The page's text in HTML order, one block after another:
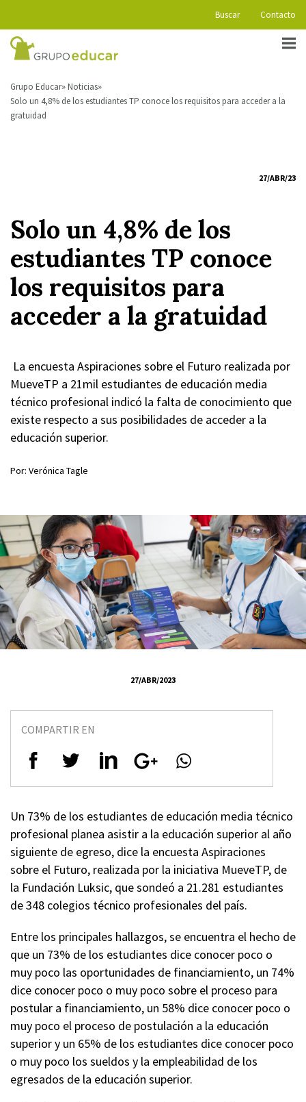
Buscar Contacto
Grupo Educar Noticias
Solo un 4,8% de los estudiantes TP conoce los requisitos para acceder a la
gratuidad
27/ABR/23
Solo un 4,8% de los
estudiantes TP conoce
los requisitos para
acceder a la gratuidad
La encuesta Aspiraciones sobre el Futuro realizada por
MueveTP a 21mil estudiantes de educación media
técnico profesional indicó la falta de conocimiento que
existe respecto a sus posibilidades de acceder a la
educación superior.
Por: Verónica Tagle
27/ABR/2023
COMPARTIR EN
Un 73% de los estudiantes de educación media técnico
profesional planea asistir a la educación superior al año
siguiente de egreso, dice la encuesta Aspiraciones
sobre el Futuro, realizada por la iniciativa MueveTP, de
la Fundación Luksic, que sondeó a 21.281 estudiantes
de 348 colegios técnico profesionales del país.
Entre los principales hallazgos, se encuentra el hecho de
que un 73% de los estudiantes dice conocer poco o
muy poco las oportunidades de financiamiento, un 74%
dice conocer poco o muy poco sobre el proceso para
postular a financiamiento, un 58% dice conocer poco o
muy poco el proceso de postulación a la educación
superior y un 65% de los estudiantes dice conocer poco
o muy poco los sueldos y la empleabilidad de los
egresados de la educación superior.